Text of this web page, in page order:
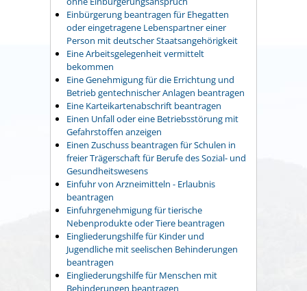
Einbürgerung beantragen für Ehegatten
oder eingetragene Lebenspartner einer
Person mit deutscher Staatsangehörigkeit
Eine Arbeitsgelegenheit vermittelt
bekommen
Eine Genehmigung für die Errichtung und
Betrieb gentechnischer Anlagen beantragen
Eine Karteikartenabschrift beantragen
Einen Unfall oder eine Betriebsstörung mit
Gefahrstoffen anzeigen
Einen Zuschuss beantragen für Schulen in
freier Trägerschaft für Berufe des Sozial- und
Gesundheitswesens
Einfuhr von Arzneimitteln - Erlaubnis
beantragen
Einfuhrgenehmigung für tierische
Nebenprodukte oder Tiere beantragen
Eingliederungshilfe für Kinder und
Jugendliche mit seelischen Behinderungen
beantragen
Eingliederungshilfe für Menschen mit
Behinderungen beantragen